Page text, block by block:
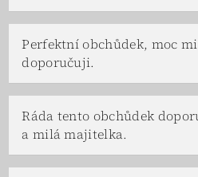
Perfektní obchůdek, moc
doporučuji.
Ráda tento obchůdek
a milá majitelka.